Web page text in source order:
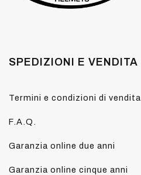
SPEDIZIONI E VENDITA
Termini e condizioni di vendita
F.A.Q.
Garanzia online due anni
Garanzia online cinque anni